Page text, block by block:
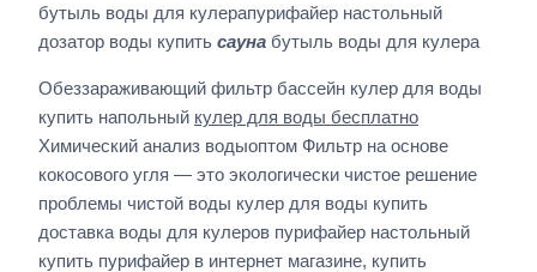
бутыль воды для кулерапурифайер настольный
дозатор воды купить сауна бутыль воды для кулера
Обеззараживающий фильтр бассейн кулер для воды
купить напольный кулер для воды бесплатно
Химический анализ водыоптом Фильтр на основе
кокосового угля — это экологически чистое решение
проблемы чистой воды кулер для воды купить
доставка воды для кулеров пурифайер настольный
купить пурифайер в интернет магазине, купить